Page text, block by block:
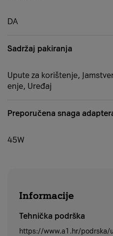
DA
Sadržaj pakiranja
Upute za korištenje,
enje, Uređaj
Preporučena snaga
45W
Informacije
Tehnička podrška
https://www.a1.hr/podrska/